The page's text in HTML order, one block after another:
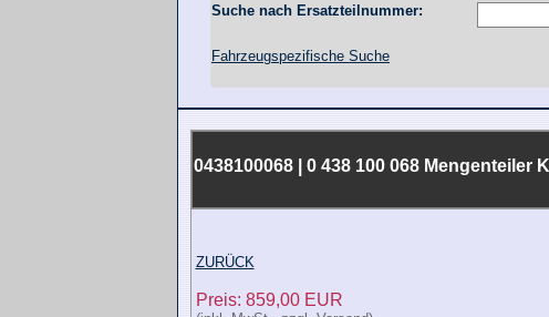
Suche nach Ersatzteilnummer:
Fahrzeugspezifische Suche
0438100068 | 0 438 100 068
ZURÜCK
Preis: 859,00 EUR